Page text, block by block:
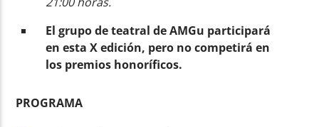
El grupo de teatral de AMGu participará
en esta X edición, pero no competirá en
los premios honoríficos.
PROGRAMA